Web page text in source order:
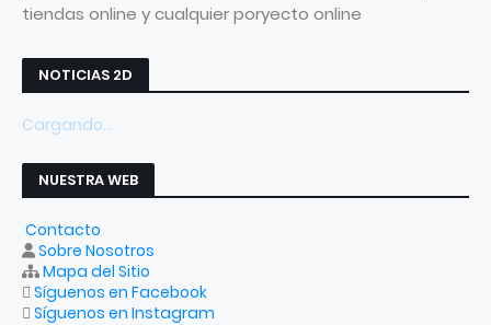
tiendas online y cualquier poryecto online
NOTICIAS 2D
Cargando...
NUESTRA WEB
Contacto
Sobre Nosotros
Mapa del Sitio
Síguenos en Facebook
Síguenos en Instagram